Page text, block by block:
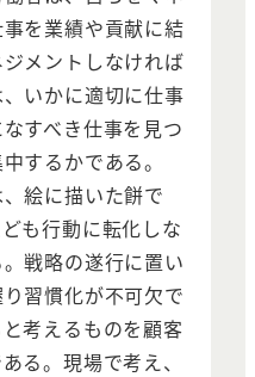
を業績や貢献に結
メントしなければ
いかに適切に仕事
すべき仕事を見つ
するかである。
絵に描いた餅で
も行動に転化しな
戦略の遂行に置い
習慣化が不可欠で
考えるものを顧客
る。現場で考え、